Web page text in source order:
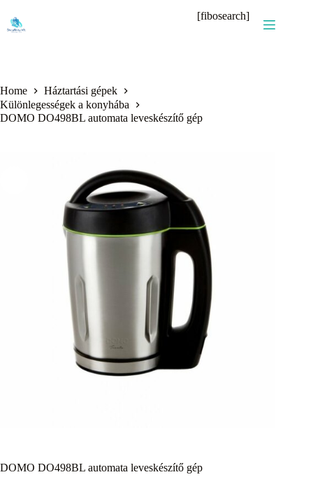
content
[fibosearch]
Home
Háztartási gépek
Különlegességek a konyhába
DOMO DO498BL automata leveskészítő gép
DOMO DO498BL automata leveskészítő gép